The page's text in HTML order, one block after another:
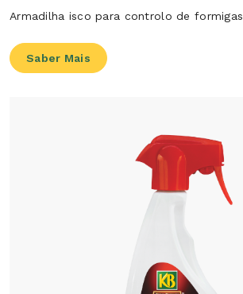
Armadilha isco para controlo de formigas
Saber Mais